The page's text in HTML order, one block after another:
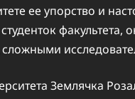
ее упорство и
факультета,
Землячка